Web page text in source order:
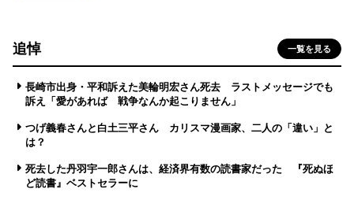
追悼 一覧を見る
長崎市出身・平和訴えた美輪明宏さん死去 ラストメッセージでも
訴え「愛があれば 戦争なんか起こりません」
つげ義春さんと白土三平さん カリスマ漫画家、二人の「違い」と
は？
死去した丹羽宇一郎さんは、経済界有数の読書家だった 『死ぬほ
ど読書』ベストセラーに